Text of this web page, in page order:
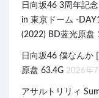
日向坂46 3周年記
in 東京ドーム -
(2022) BD蓝光原盘
日向坂46 僕なんか
原盘 63.4G 2026年7
アサルトリリィ